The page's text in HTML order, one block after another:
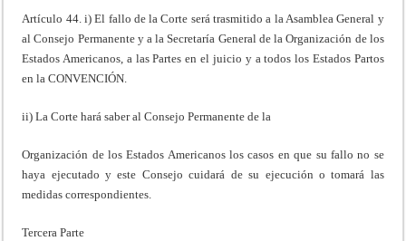
Artículo 44. i) El fallo de la Corte será trasmitido a la Asamblea General y
al Consejo Permanente y a la Secretaría General de la Organización de los
Estados Americanos, a las Partes en el juicio y a todos los Estados Partos
en la CONVENCIÓN.
ii) La Corte hará saber al Consejo Permanente de la
Organización de los Estados Americanos los casos en que su fallo no se
haya ejecutado y este Consejo cuidará de su ejecución o tomará las
medidas correspondientes.
Tercera Parte